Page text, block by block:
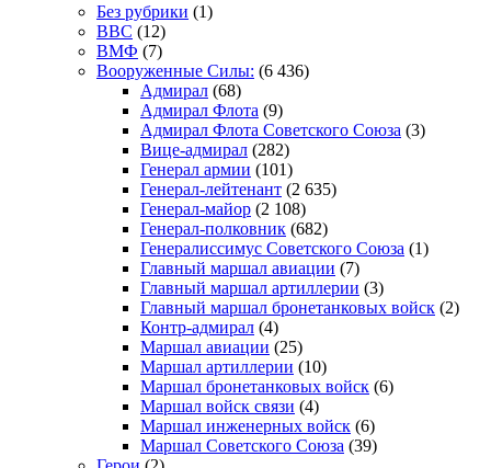
Без рубрики (1)
ВВС (12)
ВМФ (7)
Вооруженные Силы: (6 436)
Адмирал (68)
Адмирал Флота (9)
Адмирал Флота Советского Союза (3)
Вице-адмирал (282)
Генерал армии (101)
Генерал-лейтенант (2 635)
Генерал-майор (2 108)
Генерал-полковник (682)
Генералиссимус Советского Союза (1)
Главный маршал авиации (7)
Главный маршал артиллерии (3)
Главный маршал бронетанковых войск (2)
Контр-адмирал (4)
Маршал авиации (25)
Маршал артиллерии (10)
Маршал бронетанковых войск (6)
Маршал войск связи (4)
Маршал инженерных войск (6)
Маршал Советского Союза (39)